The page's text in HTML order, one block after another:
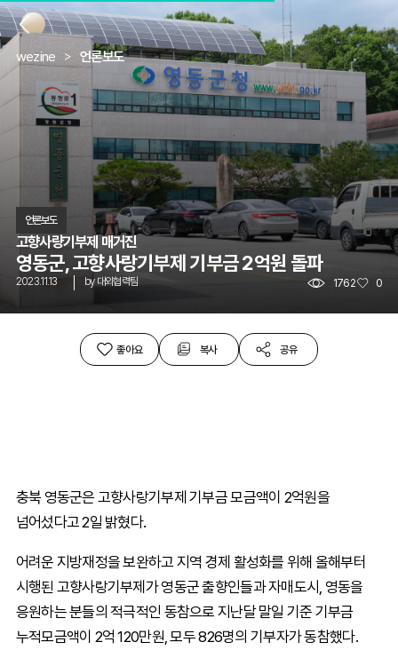
뒤
wezine 언론보도
언론보도
고향사량기부제 매거진
영동군, 고향사랑기부제 기부금 2억원 돌파
2023.11.13 by 대외협력팀 1762 0
좋아요 복사 공유
충북 영동군은 고향사랑기부제 기부금 모금액이 2억원을
넘어섰다고 2일 밝혔다.
어려운 지방재정을 보완하고 지역 경제 활성화를 위해 올해부터
시행된 고향사랑기부제가 영동군 출향인들과 자매도시, 영동을
응원하는 분들의 적극적인 동참으로 지난달 말일 기준 기부금
누적모금액이 2억 120만원, 모두 826명의 기부자가 동참했다.